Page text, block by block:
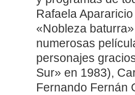
Rafaela
«Nobleza
numerosas
personajes
Sur» en 1983),
Fernando Fernán